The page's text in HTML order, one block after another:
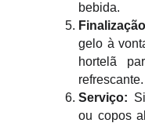
bebida.
gelo à
hortelã
refrescante.
Serviço:
ou copos